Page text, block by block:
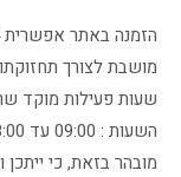
מושבת לצורך
שעות פעילות מוקד
השעות : 09:00 עד 18:00 ובימי ו' החל מהשעה 09:00 עד 14:00
מובהר בזאת, כי ייתכן